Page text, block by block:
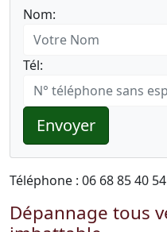
Nom:
Tél:
Envoyer
Téléphone : 06 68 85 40 54
Dépannage tous